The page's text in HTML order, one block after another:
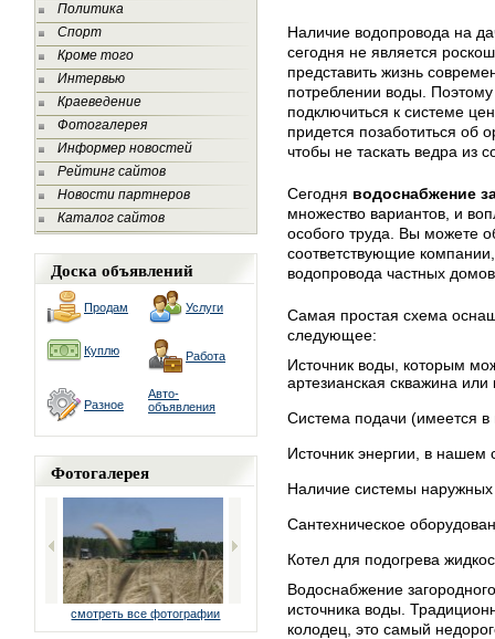
Политика
Спорт
Кроме того
Интервью
Краеведение
Фотогалерея
Информер новостей
Рейтинг сайтов
Новости партнеров
Каталог сайтов
Доска объявлений
Продам Услуги
Куплю Работа
Разное
Авто-
объявления
Фотогалерея
смотреть все фотографии
Наличие водопровода на
сегодня не является
представить жизнь
потреблении воды.
подключиться к системе
придется позаботиться об
чтобы не таскать ведра из
Сегодня водоснабжение
множество вариантов, и
особого труда. Вы можете
соответствующие
водопровода частных
Самая простая схема
следующее:
Источник воды, которым
артезианская скважина или
Система подачи (имеется в
Источник энергии, в нашем
Наличие системы
Сантехническое
Котел для подогрева
Водоснабжение
источника воды.
колодец, это самый